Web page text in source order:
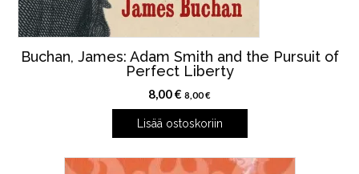
Buchan, James: Adam Smith and the Pursuit of
Perfect Liberty
8,00€ 8,00€
Lisää ostoskoriin